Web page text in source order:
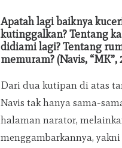
Apatah lagi baiknya
kutinggalkan? Tentang
didiami lagi? Tentang
memuram? (Navis, “MK”,
Dari dua kutipan di atas
Navis tak hanya sama-
halaman narator,
menggambarkannya,